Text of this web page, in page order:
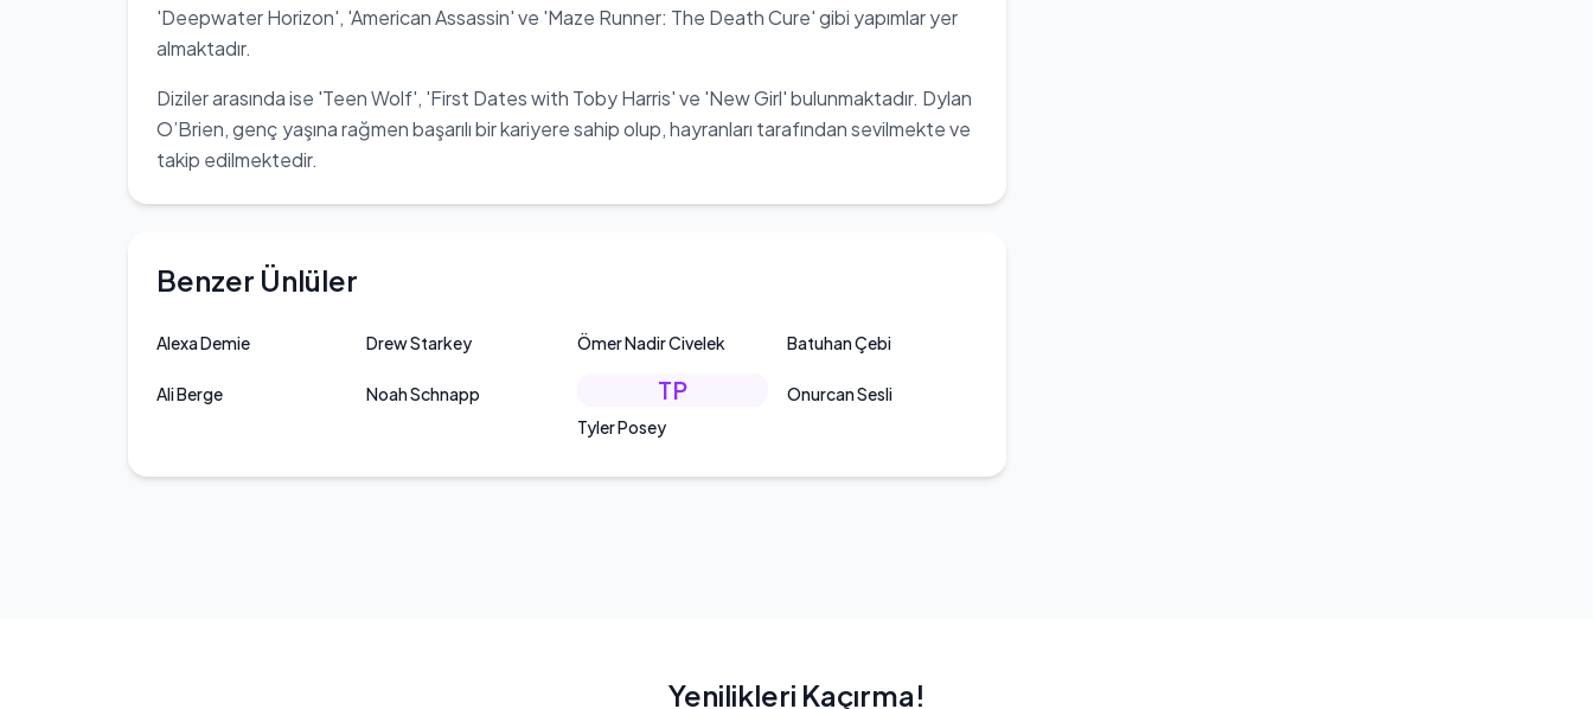
'Deepwater Horizon', 'American Assassin' ve 'Maze Runner: The Death Cure' gibi yapımlar yer
almaktadır.
Diziler arasında ise 'Teen Wolf', 'First Dates with Toby Harris' ve 'New Girl' bulunmaktadır. Dylan
O’Brien, genç yaşına rağmen başarılı bir kariyere sahip olup, hayranları tarafından sevilmekte ve
takip edilmektedir.
Benzer Ünlüler
Alexa Demie Drew Starkey Ömer Nadir Civelek Batuhan Çebi
Ali Berge Noah Schnapp TP
Tyler Posey
Onurcan Sesli
Yenilikleri Kaçırma!